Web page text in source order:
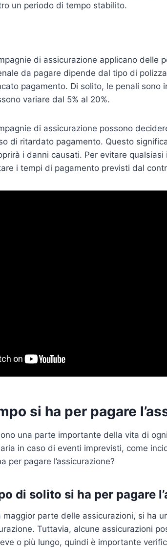
un periodo di tempo stabilito.
di assicurazione applicano delle
da pagare dipende dal tipo di
pagamento. Di solito, le penali sono
variare dal 5% al 20%.
di assicurazione possono
di ritardato pagamento. Questo
i danni causati. Per evitare
i tempi di pagamento previsti dal
si ha per pagare
una parte importante della vita di
in caso di eventi imprevisti, come
per pagare l’assicurazione?
di solito si ha per pagare
maggior parte delle assicurazioni, si ha
Tuttavia, alcune assicurazioni
o più lungo, quindi è importante